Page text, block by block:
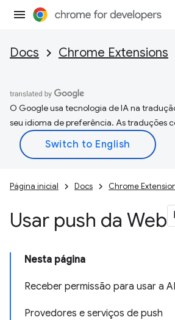
Docs Chrome Extensions
O Google usa tecnologia de IA na
seu idioma de preferência. As traduções
Página inicial Docs Chrome
Usar push da Web
Nesta página
Receber permissão para usar a
Provedores e serviços de push